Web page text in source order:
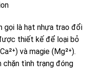
gọi là hạt nhựa trao đổi
thiết kế để loại bỏ
và magie (Mg²⁺).
chặn tình trạng đóng